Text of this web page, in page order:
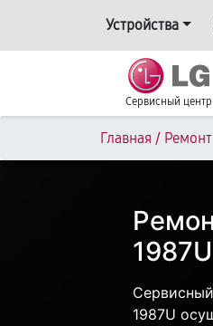
Устройства
Сервисный центр
Главная /
1987U